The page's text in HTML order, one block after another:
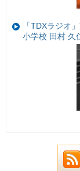
「TDXラジオ
小学校 田村 久